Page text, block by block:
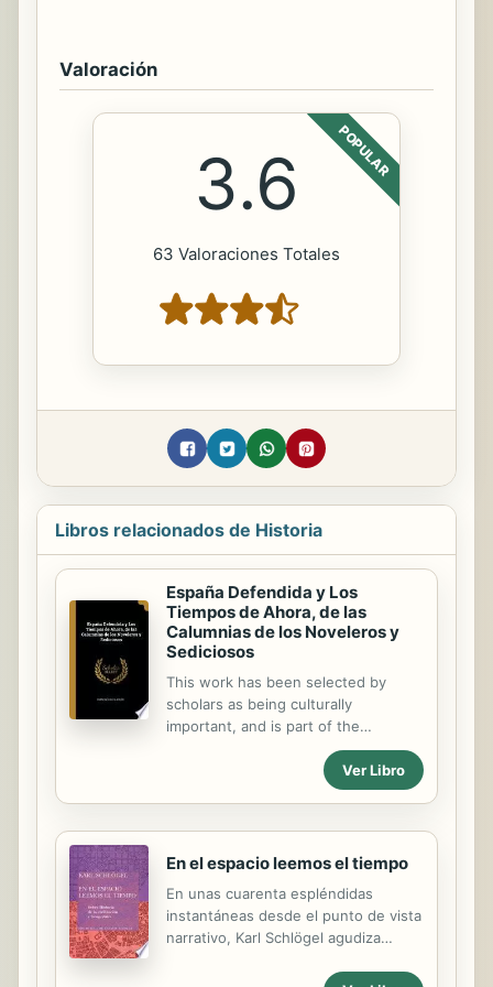
Valoración
POPULAR
3.6
63 Valoraciones Totales
Libros relacionados de Historia
España Defendida y Los
Tiempos de Ahora, de las
Calumnias de los Noveleros y
Sediciosos
This work has been selected by
scholars as being culturally
important, and is part of the
knowledge base of civilization as we
know it. This work was reproduced
from the original artifact, and
as possible. Therefore, you will see
the original copyright references,
works have been housed in our most
important libraries around the world),
and other notations in the work. This
work is in the public domain in the
Ver Libro
En el espacio leemos el tiempo
En unas cuarenta espléndidas
instantáneas desde el punto de vista
narrativo, Karl Schlögel agudiza
nos cuenta el plano de una ciudad